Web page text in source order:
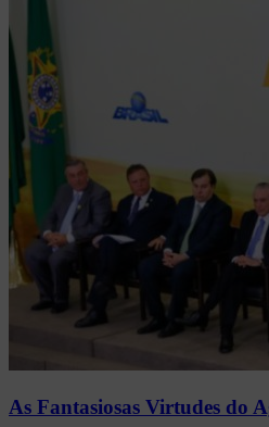
As Fantasiosas Virtudes do